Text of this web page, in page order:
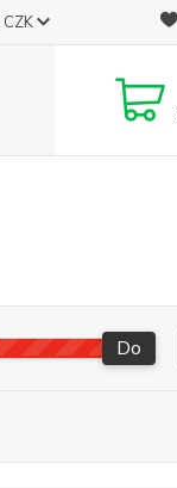
CZK
Do